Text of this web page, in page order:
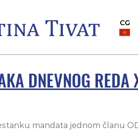
CG
DNEVNOG
mandata jednom članu